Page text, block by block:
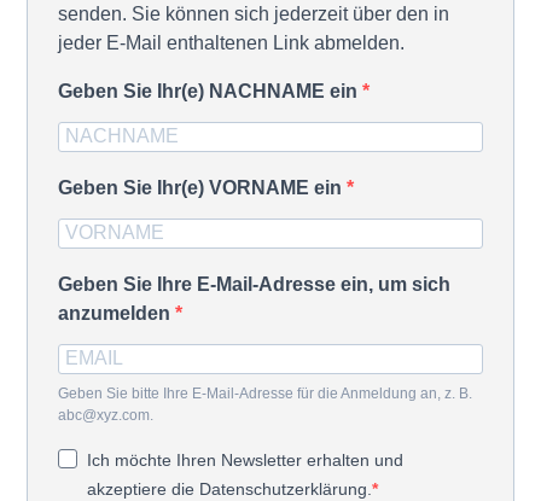
senden. Sie können sich jederzeit über den in
jeder E-Mail enthaltenen Link abmelden.
Geben Sie Ihr(e) NACHNAME ein
Geben Sie Ihr(e) VORNAME ein
Geben Sie Ihre E-Mail-Adresse ein, um sich
anzumelden
Geben Sie bitte Ihre E-Mail-Adresse für die Anmeldung an, z. B.
abc@xyz.com.
Ich möchte Ihren Newsletter erhalten und
akzeptiere die Datenschutzerklärung.